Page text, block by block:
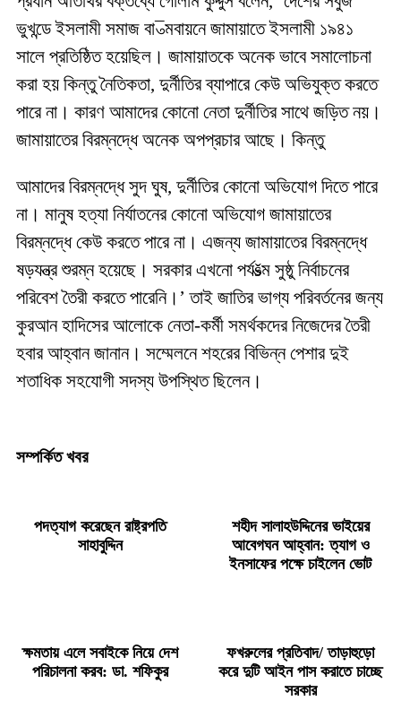
ভুখন্ডে ইসলামী সমাজ বা¯ত্মবায়নে জামায়াতে ইসলামী ১৯৪১
সালে প্রতিষ্ঠিত হয়েছিল। জামায়াতকে অনেক ভাবে সমালোচনা
করা হয় কিন্তু নৈতিকতা, দুর্নীতির ব্যাপারে কেউ অভিযুক্ত করতে
পারে না। কারণ আমাদের কোনো নেতা দুর্নীতির সাথে জড়িত নয়।
জামায়াতের বিরম্নদ্ধে অনেক অপপ্রচার আছে। কিন্তু
আমাদের বিরম্নদ্ধে সুদ ঘুষ, দুর্নীতির কোনো অভিযোগ দিতে পারে
না। মানুষ হত্যা নির্যাতনের কোনো অভিযোগ জামায়াতের
বিরম্নদ্ধে কেউ করতে পারে না। এজন্য জামায়াতের বিরম্নদ্ধে
ষড়যন্ত্র শুরম্ন হয়েছে। সরকার এখনো পর্যšত্ম সুষ্ঠু নির্বাচনের
পরিবেশ তৈরী করতে পারেনি।’ তাই জাতির ভাগ্য পরিবর্তনের জন্য
কুরআন হাদিসের আলোকে নেতা-কর্মী সমর্থকদের নিজেদের তৈরী
হবার আহ্বান জানান। সম্মেলনে শহরের বিভিন্ন পেশার দুই
শতাধিক সহযোগী সদস্য উপস্থিত ছিলেন।
সম্পর্কিত খবর
পদত্যাগ করেছেন রাষ্ট্রপতি
সাহাবুদ্দিন
শহীদ সালাহউদ্দিনের ভাইয়ের
আবেগঘন আহ্বান: ত্যাগ ও
ইনসাফের পক্ষে চাইলেন ভোট
ক্ষমতায় এলে সবাইকে নিয়ে দেশ
পরিচালনা করব: ডা. শফিকুর
ফখরুলের প্রতিবাদ/ তাড়াহুড়ো
করে দুটি আইন পাস করাতে চাচ্ছে
সরকার